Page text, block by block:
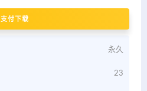
支付下载
永久
23